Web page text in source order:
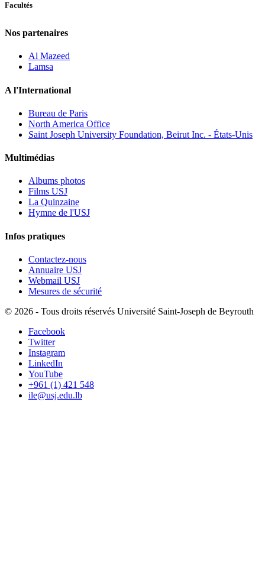
Facultés
Nos partenaires
Al Mazeed
Lamsa
A l'International
Bureau de Paris
North America Office
Saint Joseph University Foundation, Beirut Inc. - États-Unis
Multimédias
Albums photos
Films USJ
La Quinzaine
Hymne de l'USJ
Infos pratiques
Contactez-nous
Annuaire USJ
Webmail USJ
Mesures de sécurité
© 2026 - Tous droits réservés Université Saint-Joseph de Beyrouth
Facebook
Twitter
Instagram
LinkedIn
YouTube
+961 (1) 421 548
ile@usj.edu.lb